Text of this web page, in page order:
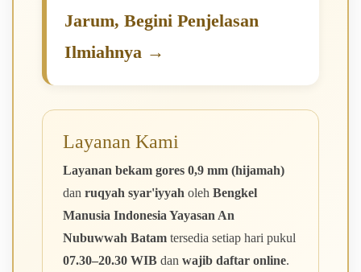
Jarum, Begini Penjelasan
Ilmiahnya →
Layanan Kami
Layanan bekam gores 0,9 mm (hijamah)
dan ruqyah syar'iyyah oleh Bengkel
Manusia Indonesia Yayasan An
Nubuwwah Batam tersedia setiap hari pukul
07.30–20.30 WIB dan wajib daftar online.